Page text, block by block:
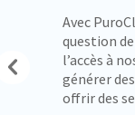
Avec
question
l’accès à
générer
offrir des